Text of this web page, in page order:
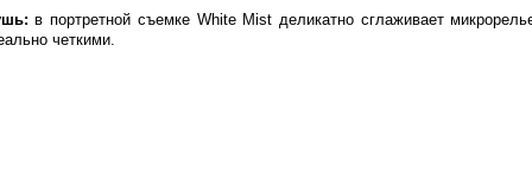
в портретной съемке White Mist деликатно сглаживает
четкими.